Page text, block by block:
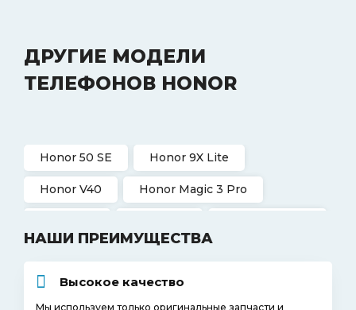
ДРУГИЕ МОДЕЛИ
ТЕЛЕФОНОВ HONOR
Honor 50 SE Honor 9X Lite
Honor V40 Honor Magic 3 Pro
Honor Magic 2 3D
НАШИ ПРЕИМУЩЕСТВА
Высокое качество
Мы используем только оригинальные запчасти и